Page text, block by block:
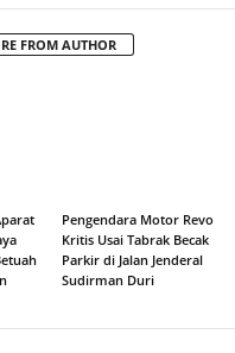
FROM AUTHOR
Pengendara Motor Revo
Kritis Usai Tabrak Becak
Parkir di Jalan Jenderal
Sudirman Duri